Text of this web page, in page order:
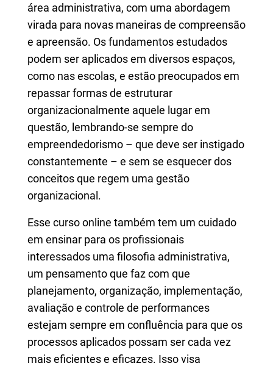
área administrativa, com uma abordagem
virada para novas maneiras de compreensão
e apreensão. Os fundamentos estudados
podem ser aplicados em diversos espaços,
como nas escolas, e estão preocupados em
repassar formas de estruturar
organizacionalmente aquele lugar em
questão, lembrando-se sempre do
empreendedorismo – que deve ser instigado
constantemente – e sem se esquecer dos
conceitos que regem uma gestão
organizacional.
Esse curso online também tem um cuidado
em ensinar para os profissionais
interessados uma filosofia administrativa,
um pensamento que faz com que
planejamento, organização, implementação,
avaliação e controle de performances
estejam sempre em confluência para que os
processos aplicados possam ser cada vez
mais eficientes e eficazes. Isso visa